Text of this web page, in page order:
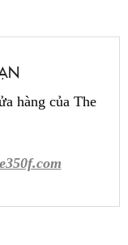
hàng của The